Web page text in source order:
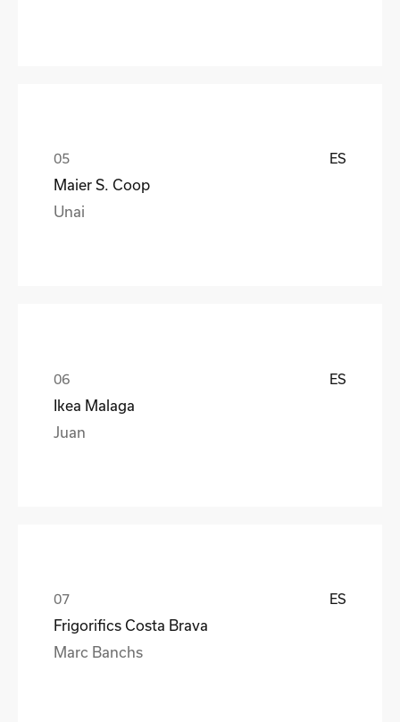
ES
Maier S. Coop
Unai
ES
Ikea Malaga
Juan
ES
Frigorifics Costa Brava
Marc Banchs